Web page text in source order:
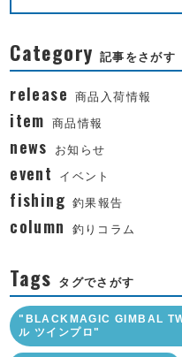
Category 記事をさがす
release 商品入荷情報
item 商品情報
news お知らせ
event イベント
fishing 釣果報告
column 釣りコラム
Tags タグでさがす
"BLACKMAGIC GIMBAL
ル ツインプロ"